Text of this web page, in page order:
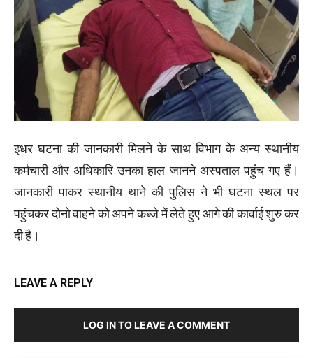
इधर घटना की जानकारी मिलने के साथ विभाग के अन्य स्थानीय
कर्मचारी और अधिकारि उनका हाल जानने अस्पताल पहुंच गए हैं।
जानकारी पाकर स्थानीय थाने की पुलिस ने भी घटना स्थल पर
पहुंचकर दोनो वाहने को अपने कब्जे में लेते हुए आगे की कार्वाई शुरु कर
दी है।
LEAVE A REPLY
LOG IN TO LEAVE A COMMENT